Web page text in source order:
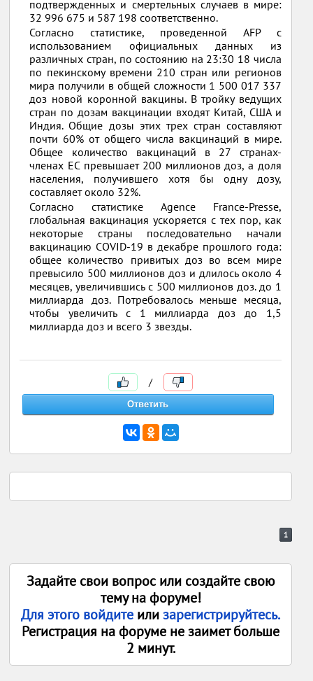
подтвержденных и смертельных случаев в мире:
32 996 675 и 587 198 соответственно.
Согласно статистике, проведенной AFP с
использованием официальных данных из
различных стран, по состоянию на 23:30 18 числа
по пекинскому времени 210 стран или регионов
мира получили в общей сложности 1 500 017 337
доз новой коронной вакцины. В тройку ведущих
стран по дозам вакцинации входят Китай, США и
Индия. Общие дозы этих трех стран составляют
почти 60% от общего числа вакцинаций в мире.
Общее количество вакцинаций в 27 странах-
членах ЕС превышает 200 миллионов доз, а доля
населения, получившего хотя бы одну дозу,
составляет около 32%.
Согласно статистике Agence France-Presse,
глобальная вакцинация ускоряется с тех пор, как
некоторые страны последовательно начали
вакцинацию COVID-19 в декабре прошлого года:
общее количество привитых доз во всем мире
превысило 500 миллионов доз и длилось около 4
месяцев, увеличившись с 500 миллионов доз. до 1
миллиарда доз. Потребовалось меньше месяца,
чтобы увеличить с 1 миллиарда доз до 1,5
миллиарда доз и всего 3 звезды.
/
1
Задайте свои вопрос или создайте свою
тему на форуме!
Для этого войдите илизарегистрируйтесь.
Регистрация на форуме не заимет больше
2 минут.